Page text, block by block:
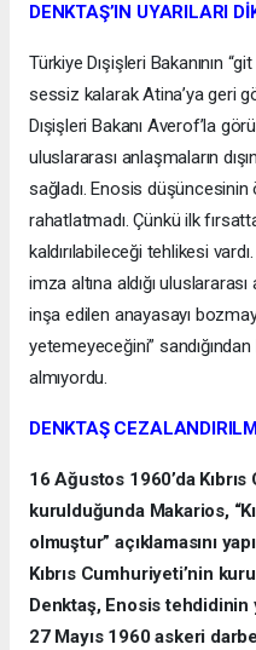
DENKTAŞ’IN UYARILARI
Türkiye Dışişleri Bakanının
sessiz kalarak Atina’ya geri
Dışişleri Bakanı Averof’la
uluslararası anlaşmaların
sağladı. Enosis düşüncesinin
rahatlatmadı. Çünkü ilk
kaldırılabileceği tehlikesi
imza altına aldığı
inşa edilen anayasayı
yetemeyeceğini” sandığından
almıyordu.
DENKTAŞ
16 Ağustos 1960’da
kurulduğunda Makarios,
olmuştur” açıklamasını
Kıbrıs Cumhuriyeti’nin
Denktaş, Enosis
27 Mayıs 1960 askeri